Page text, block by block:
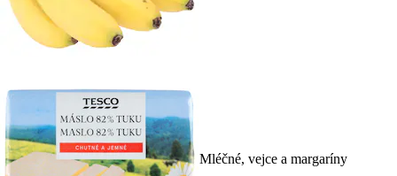
Mléčné, vejce a margaríny